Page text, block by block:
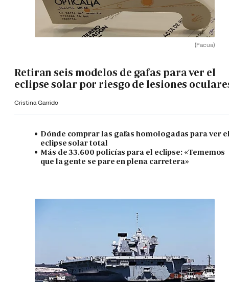
(Facua)
Retiran seis modelos de gafas para ver el
eclipse solar por riesgo de lesiones
Cristina Garrido
Dónde comprar las gafas homologadas para ver
eclipse solar total
Más de 33.600 policías para el eclipse: «Tememos
que la gente se pare en plena carretera»